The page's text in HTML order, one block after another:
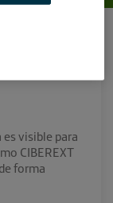
de la
visible para
CIBEREXT
forma